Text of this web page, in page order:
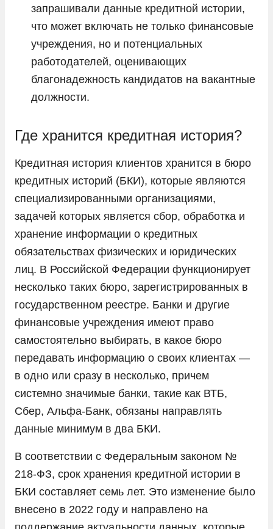
запрашивали данные кредитной истории,
что может включать не только финансовые
учреждения, но и потенциальных
работодателей, оценивающих
благонадежность кандидатов на вакантные
должности.
Где хранится кредитная история?
Кредитная история клиентов хранится в бюро
кредитных историй (БКИ), которые являются
специализированными организациями,
задачей которых является сбор, обработка и
хранение информации о кредитных
обязательствах физических и юридических
лиц. В Российской Федерации функционирует
несколько таких бюро, зарегистрированных в
государственном реестре. Банки и другие
финансовые учреждения имеют право
самостоятельно выбирать, в какое бюро
передавать информацию о своих клиентах —
в одно или сразу в несколько, причем
системно значимые банки, такие как ВТБ,
Сбер, Альфа-Банк, обязаны направлять
данные минимум в два БКИ.
В соответствии с Федеральным законом №
218-ФЗ, срок хранения кредитной истории в
БКИ составляет семь лет. Это изменение было
внесено в 2022 году и направлено на